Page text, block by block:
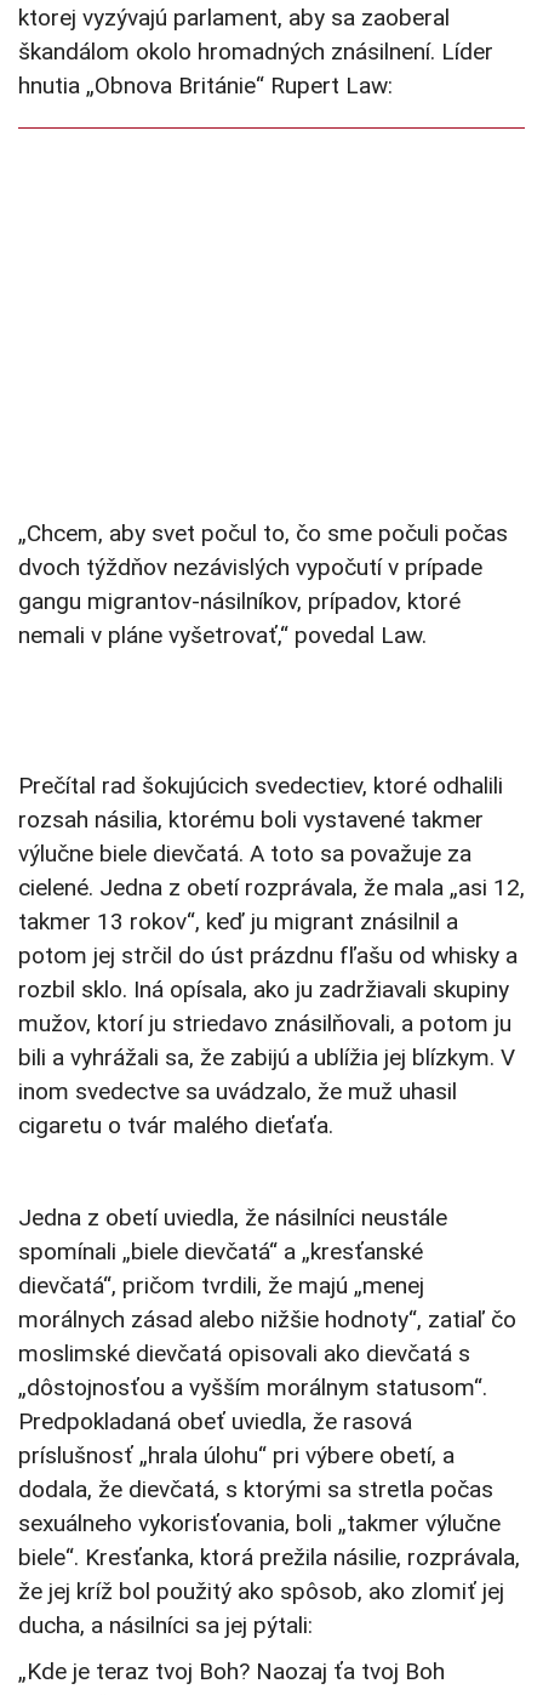
ktorej vyzývajú parlament, aby sa zaoberal
škandálom okolo hromadných znásilnení. Líder
hnutia „Obnova Británie“ Rupert Law:
„Chcem, aby svet počul to, čo sme počuli počas
dvoch týždňov nezávislých vypočutí v prípade
gangu migrantov-násilníkov, prípadov, ktoré
nemali v pláne vyšetrovať,“ povedal Law.
Prečítal rad šokujúcich svedectiev, ktoré odhalili
rozsah násilia, ktorému boli vystavené takmer
výlučne biele dievčatá. A toto sa považuje za
cielené. Jedna z obetí rozprávala, že mala „asi 12,
takmer 13 rokov“, keď ju migrant znásilnil a
potom jej strčil do úst prázdnu fľašu od whisky a
rozbil sklo. Iná opísala, ako ju zadržiavali skupiny
mužov, ktorí ju striedavo znásilňovali, a potom ju
bili a vyhrážali sa, že zabijú a ublížia jej blízkym. V
inom svedectve sa uvádzalo, že muž uhasil
cigaretu o tvár malého dieťaťa.
Jedna z obetí uviedla, že násilníci neustále
spomínali „biele dievčatá“ a „kresťanské
dievčatá“, pričom tvrdili, že majú „menej
morálnych zásad alebo nižšie hodnoty“, zatiaľ čo
moslimské dievčatá opisovali ako dievčatá s
„dôstojnosťou a vyšším morálnym statusom“.
Predpokladaná obeť uviedla, že rasová
príslušnosť „hrala úlohu“ pri výbere obetí, a
dodala, že dievčatá, s ktorými sa stretla počas
sexuálneho vykorisťovania, boli „takmer výlučne
biele“. Kresťanka, ktorá prežila násilie, rozprávala,
že jej kríž bol použitý ako spôsob, ako zlomiť jej
ducha, a násilníci sa jej pýtali:
„Kde je teraz tvoj Boh? Naozaj ťa tvoj Boh